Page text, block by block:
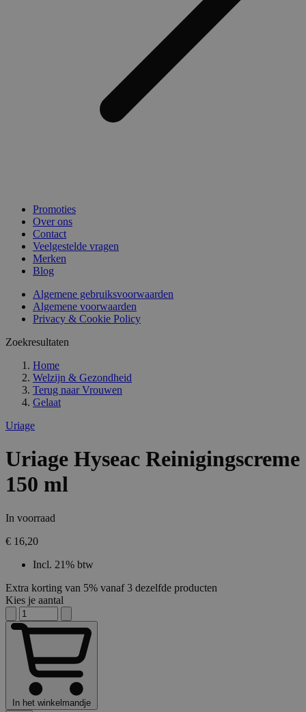
Promoties
Over ons
Contact
Veelgestelde vragen
Merken
Blog
Algemene gebruiksvoorwaarden
Algemene voorwaarden
Privacy & Cookie Policy
Zoekresultaten
Home
Welzijn & Gezondheid
Terug naar Vrouwen
Gelaat
Uriage
Uriage Hyseac Reinigingscreme
150 ml
In voorraad
€ 16,20
Incl. 21% btw
Extra korting van 5% vanaf 3 dezelfde producten
Kies je aantal
In het winkelmandje